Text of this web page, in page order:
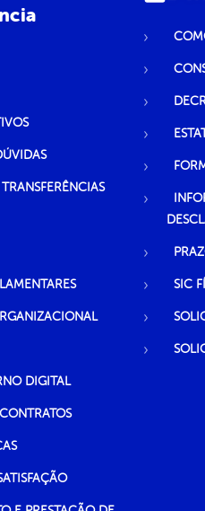
DIGITAL
SIC